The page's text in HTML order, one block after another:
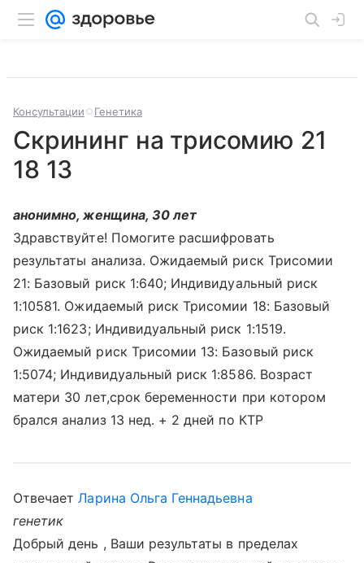
Консультации Генетика
Скрининг на трисомию 21
18 13
анонимно, женщина, 30 лет
Здравствуйте! Помогите расшифровать
результаты анализа. Ожидаемый риск Трисомии
21: Базовый риск 1:640; Индивидуальный риск
1:10581. Ожидаемый риск Трисомии 18: Базовый
риск 1:1623; Индивидуальный риск 1:1519.
Ожидаемый риск Трисомии 13: Базовый риск
1:5074; Индивидуальный риск 1:8586. Возраст
матери 30 лет,срок беременности при котором
брался анализ 13 нед. + 2 дней по КТР
ОтвечаетЛарина Ольга Геннадьевна
генетик
Добрый день , Ваши результаты в пределах